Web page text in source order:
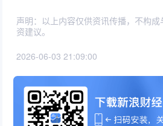
声明：以上内容仅供资讯传播，不构
资建议。
2026-06-03 21:09:00